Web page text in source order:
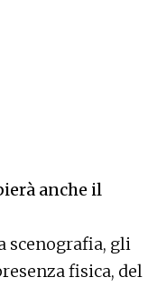
anche il
scenografia, gli
fisica, del